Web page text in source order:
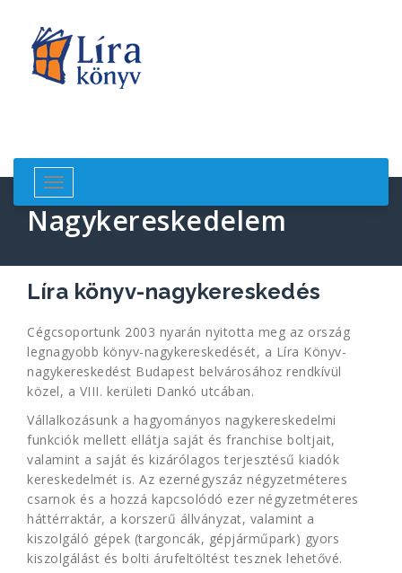
content
Toggle
navigation
Nagykereskedelem
Líra könyv-nagykereskedés
Cégcsoportunk 2003 nyarán nyitotta meg az ország
legnagyobb könyv-nagykereskedését, a Líra Könyv-
nagykereskedést Budapest belvárosához rendkívül
közel, a VIII. kerületi Dankó utcában.
Vállalkozásunk a hagyományos nagykereskedelmi
funkciók mellett ellátja saját és franchise boltjait,
valamint a saját és kizárólagos terjesztésű kiadók
kereskedelmét is. Az ezernégyszáz négyzetméteres
csarnok és a hozzá kapcsolódó ezer négyzetméteres
háttérraktár, a korszerű állványzat, valamint a
kiszolgáló gépek (targoncák, gépjárműpark) gyors
kiszolgálást és bolti árufeltöltést tesznek lehetővé.